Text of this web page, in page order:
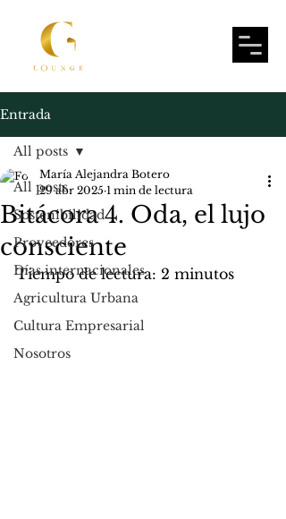
Entrada
All posts
Sostenibilidad
Proveedores
Días internacionales
Agricultura Urbana
Cultura Empresarial
Nosotros
All posts
Bitácora 4. Oda, el lujo
consciente
María Alejandra Botero
29 abr 2025 1 min de lectura
Tiempo de lectura: 2 minutos